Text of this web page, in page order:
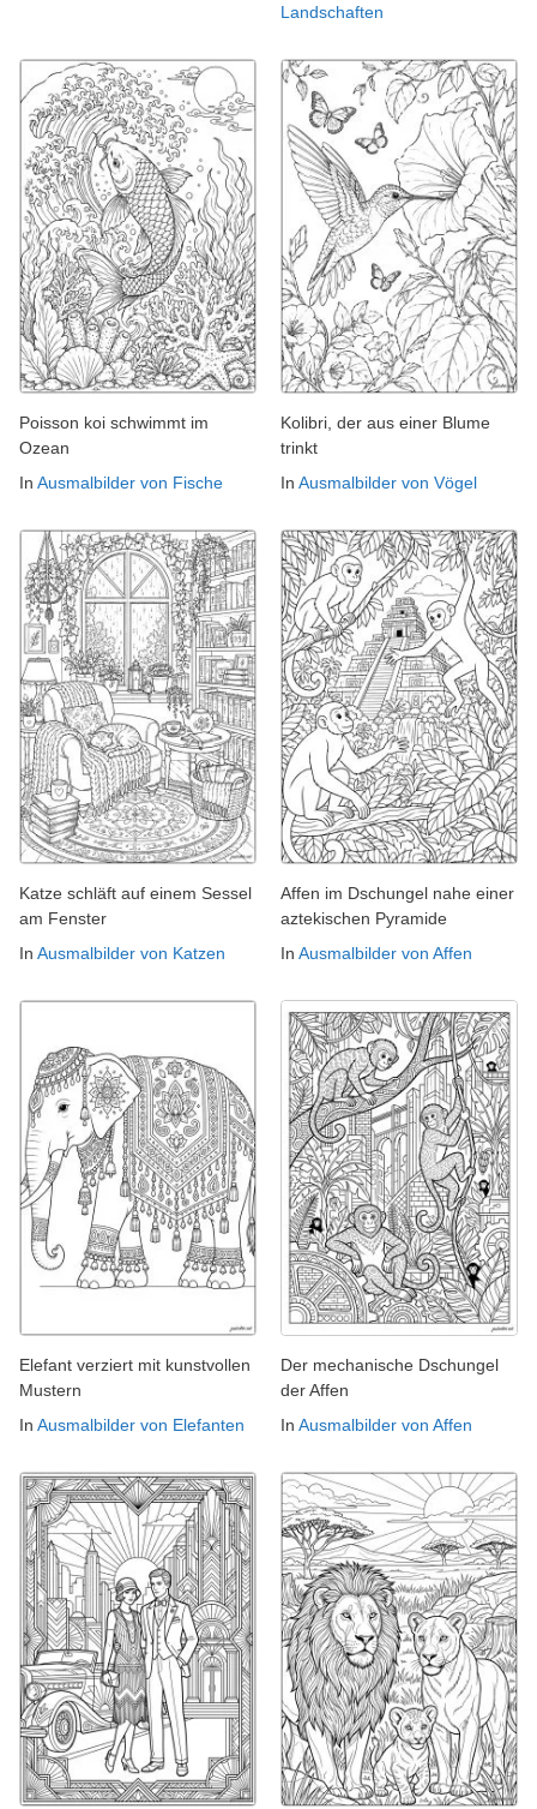
Landschaften
Poisson koi schwimmt im
Ozean
In Ausmalbilder von Fische
Kolibri, der aus einer Blume
trinkt
In Ausmalbilder von Vögel
Katze schläft auf einem Sessel
am Fenster
In Ausmalbilder von Katzen
Affen im Dschungel nahe einer
aztekischen Pyramide
In Ausmalbilder von Affen
Elefant verziert mit kunstvollen
Mustern
In Ausmalbilder von Elefanten
Der mechanische Dschungel
der Affen
In Ausmalbilder von Affen